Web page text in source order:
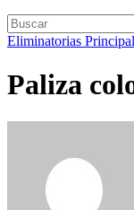
Eliminatorias Principal
Paliza